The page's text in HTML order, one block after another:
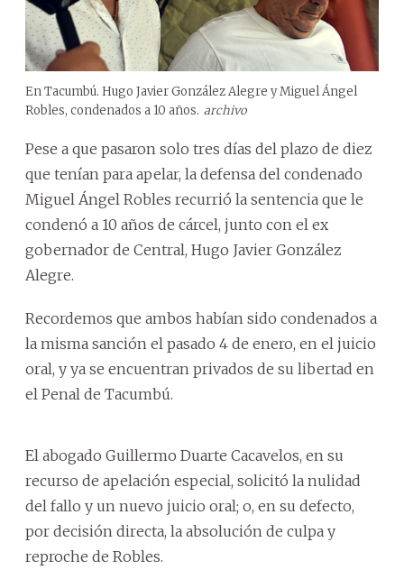
En Tacumbú. Hugo Javier González Alegre y Miguel Ángel
Robles, condenados a 10 años. archivo
Pese a que pasaron solo tres días del plazo de diez
que tenían para apelar, la defensa del condenado
Miguel Ángel Robles recurrió la sentencia que le
condenó a 10 años de cárcel, junto con el ex
gobernador de Central, Hugo Javier González
Alegre.
Recordemos que ambos habían sido condenados a
la misma sanción el pasado 4 de enero, en el juicio
oral, y ya se encuentran privados de su libertad en
el Penal de Tacumbú.
El abogado Guillermo Duarte Cacavelos, en su
recurso de apelación especial, solicitó la nulidad
del fallo y un nuevo juicio oral; o, en su defecto,
por decisión directa, la absolución de culpa y
reproche de Robles.